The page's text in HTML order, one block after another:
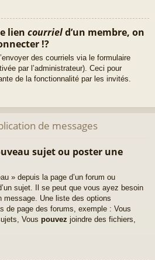
lien courrield’un membre, on
!?
des courriels via le formulaire
par l’administrateur). Ceci pour
de la fonctionnalité par les invités.
de messages
sujet ou poster une
» depuis la page d’un forum ou
sujet. Il se peut que vous ayez besoin
message. Une liste des options
de page des forums, exemple : Vous
Vous pouvez joindre des fichiers,